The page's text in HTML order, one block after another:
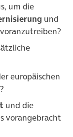
um die
und
europäischen
und die
vorangebracht